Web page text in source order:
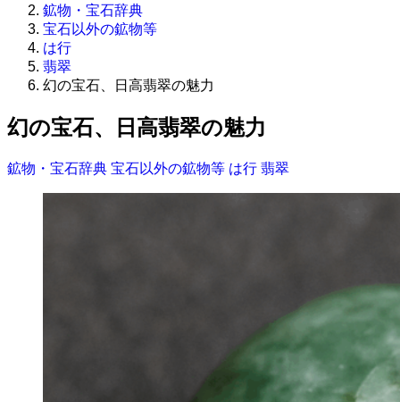
鉱物・宝石辞典
宝石以外の鉱物等
は行
翡翠
幻の宝石、日高翡翠の魅力
幻の宝石、日高翡翠の魅力
鉱物・宝石辞典 宝石以外の鉱物等 は行 翡翠